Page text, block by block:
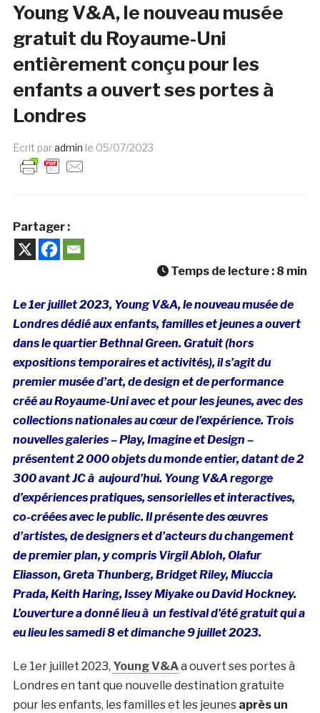
Young V&A, le nouveau musée
gratuit du Royaume-Uni
entièrement conçu pour les
enfants a ouvert ses portes à
Londres
Ecrit paradmin le 05/07/2023
Partager :
Temps de lecture : 8 min
Le 1er juillet 2023, Young V&A, le nouveau musée de
Londres dédié aux enfants, familles et jeunes a ouvert
dans le quartier Bethnal Green. Gratuit (hors
expositions temporaires et activités), il s’agit du
premier musée d’art, de design et de performance
créé au Royaume-Uni avec et pour les jeunes, avec des
collections nationales au cœur de l’expérience. Trois
nouvelles galeries – Play, Imagine et Design –
présentent 2 000 objets du monde entier, datant de 2
300 avant JC à aujourd’hui. Young V&A regorge
d’expériences pratiques, sensorielles et interactives,
co-créées avec le public. Il présente des œuvres
d’artistes, de designers et d’acteurs du changement
de premier plan, y compris Virgil Abloh, Olafur
Eliasson, Greta Thunberg, Bridget Riley, Miuccia
Prada, Keith Haring, Issey Miyake ou David Hockney.
L’ouverture a donné lieu à un festival d’été gratuit qui a
eu lieu les samedi 8 et dimanche 9 juillet 2023.
Le 1er juillet 2023, Young V&Aa ouvert ses portes à
Londres en tant que nouvelle destination gratuite
pour les enfants, les familles et les jeunes après un